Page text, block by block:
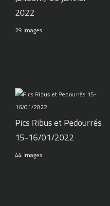
2022
29 Images
Pics Ribus et Pedourrés
15-16/01/2022
44 Images